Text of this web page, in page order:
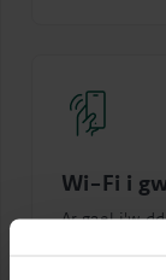
Wi-Fi i
Ar gael i'w